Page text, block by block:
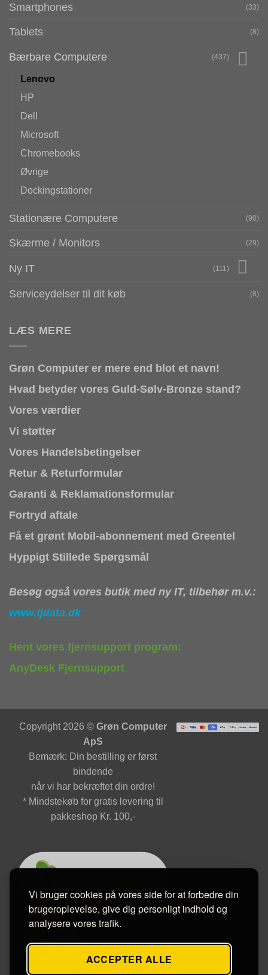
Vi bruger cookies på vores side for at forbedre din
brugeroplevelse, give dig personligt indhold og
analysere vores trafik.
ACCEPTER ALLE
Smartphones (33)
Tablets (8)
Bærbare Computere (437)
Lenovo
HP
Dell
Microsoft
Chromebooks
Øvrige
Dockingstationer
Stationære Computere (90)
Skærme / Monitors (29)
Ny IT (111)
Serviceydelser til dit køb (8)
LÆS MERE
Grøn Computer er mere end blot et navn!
Hvad betyder vores Guld-Sølv-Bronze stand?
Vores værdier
Vi støtter
Vores Handelsbetingelser
Retur & Returformular
Garanti & Reklamationsformular
Fortryd aftale
Få et grønt Mobil-abonnement med Greentel
Hyppigt Stillede Spørgsmål
Besøg også vores butik med ny IT, tilbehør m.v.:
www.tjdata.dk
Hent vores fjernsupport program:
AnyDesk Fjernsupport
Copyright 2026 © Grøn Computer
ApS
Bemærk: Din bestilling er først
bindende
når vi har bekræftet din ordre!
* Mindstekøb for gratis levering til
pakkeshop Kr. 100,-